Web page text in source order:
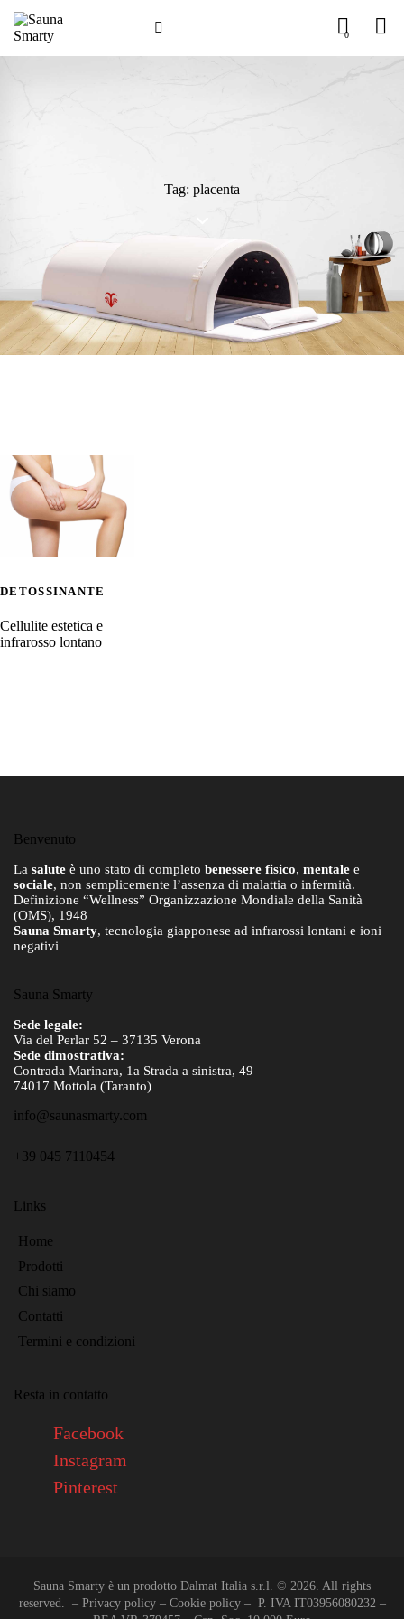
0
Tag: placenta
DETOSSINANTE
Cellulite estetica e
infrarosso lontano
Benvenuto
La salute è uno stato di completo benessere fisico, mentale e
sociale, non semplicemente l’assenza di malattia o infermità.
Definizione “Wellness” Organizzazione Mondiale della Sanità
(OMS), 1948
Sauna Smarty, tecnologia giapponese ad infrarossi lontani e ioni
negativi
Sauna Smarty
Sede legale:
Via del Perlar 52 – 37135 Verona
Sede dimostrativa:
Contrada Marinara, 1a Strada a sinistra, 49
74017 Mottola (Taranto)
info@saunasmarty.com
+39 045 7110454
Links
Home
Prodotti
Chi siamo
Contatti
Termini e condizioni
Resta in contatto
Facebook
Instagram
Pinterest
Sauna Smarty è un prodotto Dalmat Italia s.r.l. © 2026. All rights
reserved. – Privacy policy– Cookie policy– P. IVA IT03956080232 –